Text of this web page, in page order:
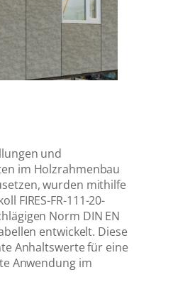
und
im Holzrahmenbau
wurden mithilfe
FIRES-FR-111-20-
Norm DIN EN
entwickelt. Diese
Anhaltswerte für eine
Anwendung im